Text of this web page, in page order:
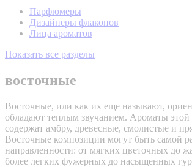
Парфюмеры
Дизайнеры флаконов
Лица ароматов
Показать все разделы
восточные
Восточные, или как их еще называют,
обладают теплым звучанием. Ароматы
содержат амбру, древесные, смолистые и
Восточные композиции могут быть самой
направленности: от мягких цветочных до
более легких фужерных до насыщенных